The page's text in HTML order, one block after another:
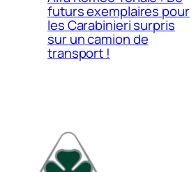
futurs exemplaires pour
les Carabinieri surpris
sur un camion de
transport !